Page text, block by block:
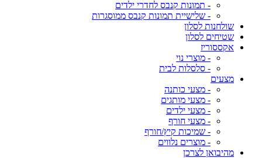
- תמונות קנבס לחדרי ילדים
- שלישיית תמונות קנבס ממוסגרות
שולחנות לסלון
שטיחים לסלון
אקססוריז
- מוצרי נוי
- סלסלות לבית
מצעים
- מצעי כותנה
- מצעי מותגים
- מצעי ילדים
- מצעי חורף
- שמיכות קיץ/חורף
- מוצרים נלווים
מהיבואן לצרכן